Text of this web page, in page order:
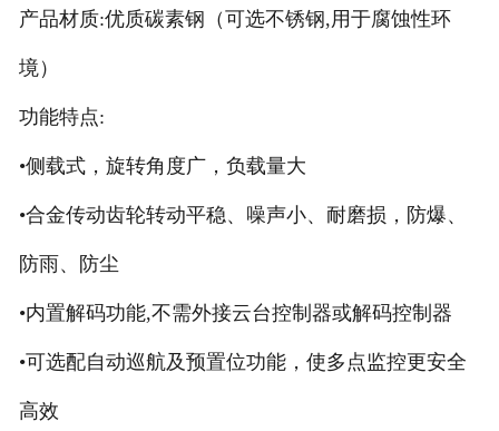
产品材质:优质碳素钢（可选不锈钢,用于腐蚀性环
境）
功能特点:
•侧载式，旋转角度广，负载量大
•合金传动齿轮转动平稳、噪声小、耐磨损，防爆、
防雨、防尘
•内置解码功能,不需外接云台控制器或解码控制器
•可选配自动巡航及预置位功能，使多点监控更安全
高效